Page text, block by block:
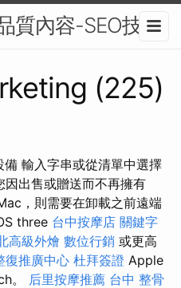
質內容-SEO技術
(225)
輸入字串或從清單中選擇
出售或贈送而不再擁有
，則需要在卸載之前遠端
three 台中按摩店 關鍵字
高級外燴 數位行銷 或更高
復推廣中心 杜拜簽證 Apple
。 后里按摩推薦 台中 整骨